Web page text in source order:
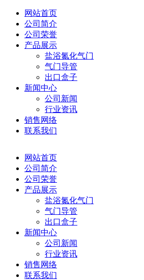
网站首页
公司简介
公司荣誉
产品展示
盐浴氮化气门
气门导管
出口盒子
新闻中心
公司新闻
行业资讯
销售网络
联系我们
网站首页
公司简介
公司荣誉
产品展示
盐浴氮化气门
气门导管
出口盒子
新闻中心
公司新闻
行业资讯
销售网络
联系我们